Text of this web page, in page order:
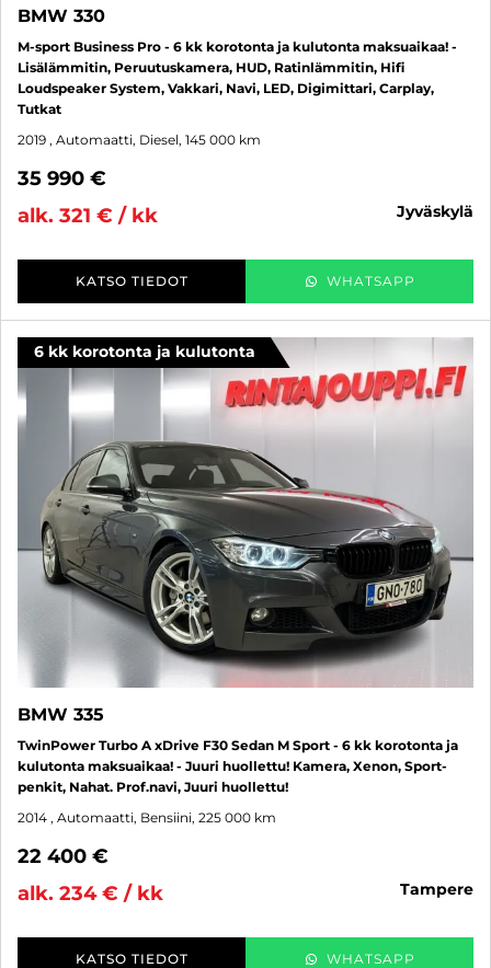
BMW 330
M-sport Business Pro - 6 kk korotonta ja kulutonta maksuaikaa! -
Lisälämmitin, Peruutuskamera, HUD, Ratinlämmitin, Hifi
Loudspeaker System, Vakkari, Navi, LED, Digimittari, Carplay,
Tutkat
2019 , Automaatti, Diesel, 145 000 km
35 990 €
alk. 321 € / kk
jyväskylä
KATSO TIEDOT WHATSAPP
6 kk korotonta ja kulutonta
BMW 335
TwinPower Turbo A xDrive F30 Sedan M Sport - 6 kk korotonta ja
kulutonta maksuaikaa! - Juuri huollettu! Kamera, Xenon, Sport-
penkit, Nahat. Prof.navi, Juuri huollettu!
2014 , Automaatti, Bensiini, 225 000 km
22 400 €
alk. 234 € / kk
tampere
KATSO TIEDOT WHATSAPP